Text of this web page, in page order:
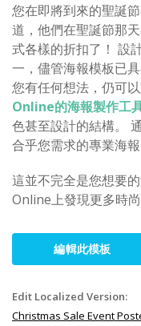
您在即將到來的聖誕
道，他們在聖誕節那
式各樣的折扣了！ 設
一，儘管海報模板已
您有任何想法，仍可
Online的海報製作工
色甚至設計的結構。
合乎您需求的專業海報
這並不完全是您想要
Online上發現更多時
編輯此模板
Edit Localized Version:
Christmas Sale Event